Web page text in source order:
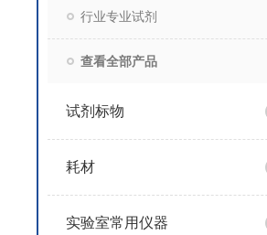
行业专业试剂
查看全部产品
试剂标物
耗材
实验室常用仪器